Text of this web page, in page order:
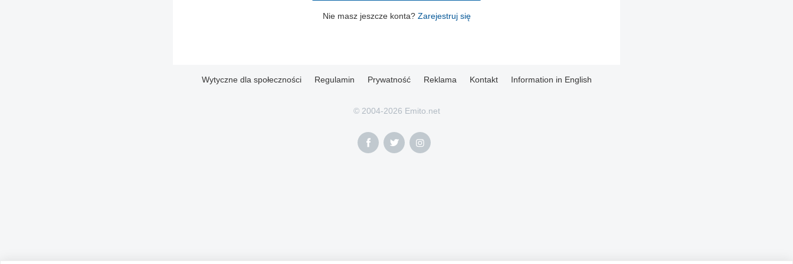
Nie masz jeszcze konta? Zarejestruj się
Wytyczne dla społeczności Regulamin Prywatność Reklama Kontakt Information in English
© 2004-2026 Emito.net